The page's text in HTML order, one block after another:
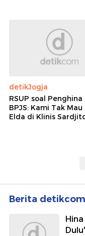
detikJogja
RSUP soal Penghina
BPJS: Kami Tak Mau
Elda di Klinis
Berita